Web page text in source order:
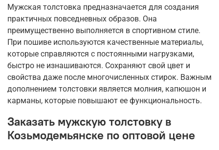
Мужская толстовка предназначается для создания
практичных повседневных образов. Она
преимущественно выполняется в спортивном стиле.
При пошиве используются качественные материалы,
которые справляются с постоянными нагрузками,
быстро не изнашиваются. Сохраняют свой цвет и
свойства даже после многочисленных стирок. Важным
дополнением толстовки является молния, капюшон и
карманы, которые повышают ее функциональность.
Заказать мужскую толстовку в
Козьмодемьянске по оптовой цене